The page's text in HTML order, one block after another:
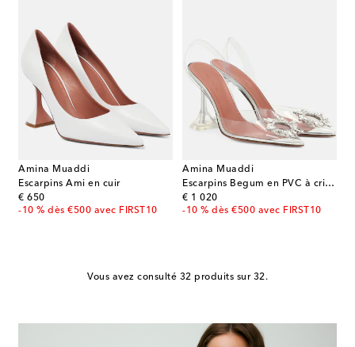
Amina Muaddi
Escarpins Ami en cuir
€ 650
original price
-10 % dès €500 avec FIRST10
Amina Muaddi
Escarpins Begum en PVC à cristaux
€ 1 020
original price
-10 % dès €500 avec FIRST10
Vous avez consulté 32 produits sur 32.